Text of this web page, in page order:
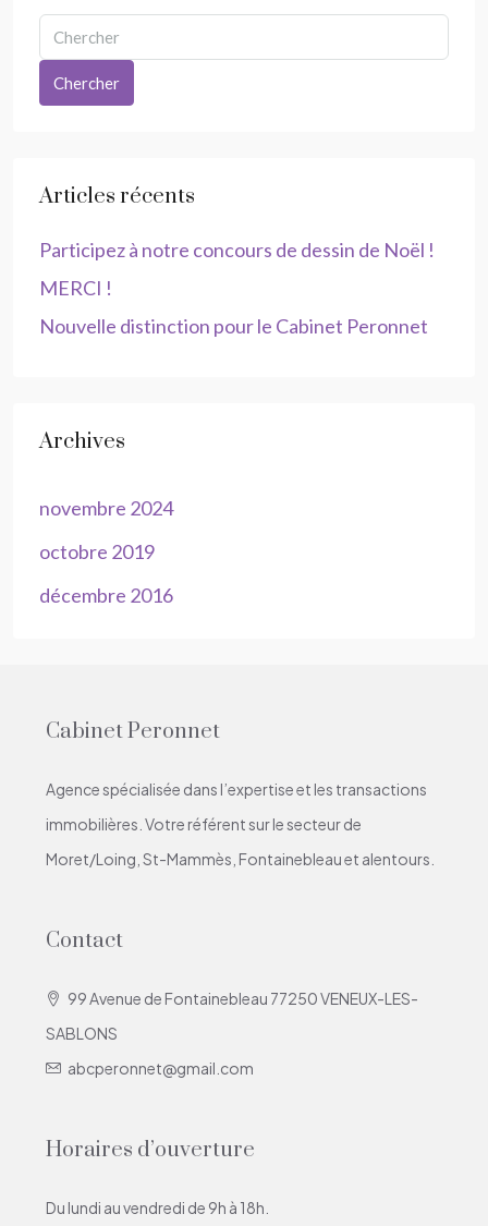
Chercher
Articles récents
Participez à notre concours de dessin de Noël !
MERCI !
Nouvelle distinction pour le Cabinet Peronnet
Archives
novembre 2024
octobre 2019
décembre 2016
Cabinet Peronnet
Agence spécialisée dans l’expertise et les transactions
immobilières. Votre référent sur le secteur de
Moret/Loing, St-Mammès, Fontainebleau et alentours.
Contact
99 Avenue de Fontainebleau 77250 VENEUX-LES-
SABLONS
abcperonnet@gmail.com
Horaires d’ouverture
Du lundi au vendredi de 9h à 18h.